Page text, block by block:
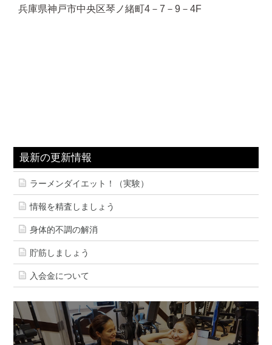
兵庫県神戸市中央区琴ノ緒町4－7－9－4F
最新の更新情報
ラーメンダイエット！（実験）
情報を精査しましょう
身体的不調の解消
貯筋しましょう
入会金について